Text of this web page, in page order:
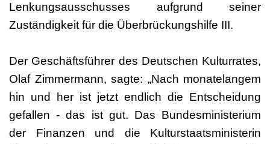
Lenkungsausschusses aufgrund seiner
Zuständigkeit für die Überbrückungshilfe III.
Der Geschäftsführer des Deutschen Kulturrates,
Olaf Zimmermann, sagte: „Nach monatelangem
hin und her ist jetzt endlich die Entscheidung
gefallen - das ist gut. Das Bundesministerium
der Finanzen und die Kulturstaatsministerin